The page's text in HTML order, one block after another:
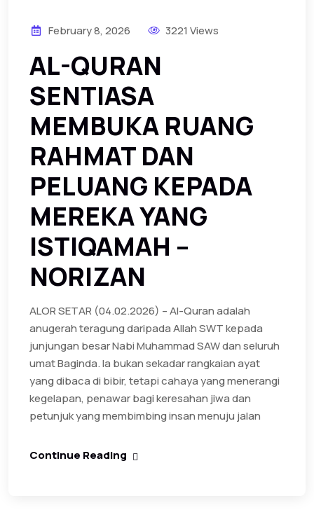
February 8, 2026 3221 Views
‎AL-QURAN
SENTIASA
MEMBUKA RUANG
RAHMAT DAN
PELUANG KEPADA
MEREKA YANG
ISTIQAMAH –
NORIZAN
ALOR SETAR (04.02.2026) – Al-Quran adalah
anugerah teragung daripada Allah SWT kepada
junjungan besar Nabi Muhammad SAW dan seluruh
umat Baginda. Ia bukan sekadar rangkaian ayat
yang dibaca di bibir, tetapi cahaya yang menerangi
kegelapan, penawar bagi keresahan jiwa dan
petunjuk yang membimbing insan menuju jalan
Continue Reading